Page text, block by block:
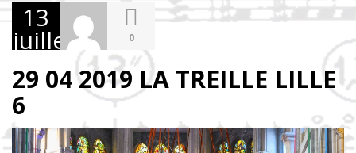
13
juillet
2023
0
29 04 2019 LA TREILLE LILLE
6